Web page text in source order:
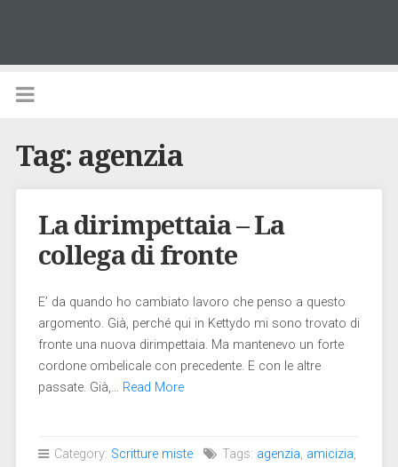
Tag: agenzia
La dirimpettaia – La
collega di fronte
E’ da quando ho cambiato lavoro che penso a questo
argomento. Già, perché qui in Kettydo mi sono trovato di
fronte una nuova dirimpettaia. Ma mantenevo un forte
cordone ombelicale con precedente. E con le altre
passate. Già,… Read More
Category: Scritture miste Tags: agenzia, amicizia,